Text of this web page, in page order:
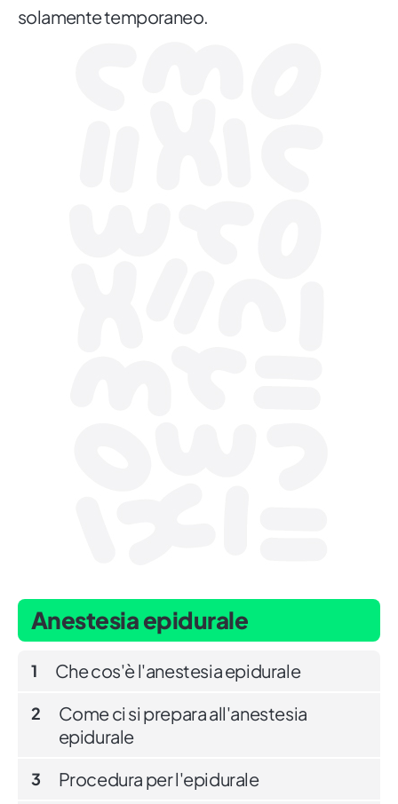
solamente temporaneo.
Anestesia epidurale
1 Che cos'è l'anestesia epidurale
2
Come ci si prepara all'anestesia
epidurale
3 Procedura per l'epidurale